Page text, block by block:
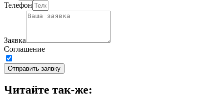
Телефон
Заявка
Соглашение
Отправить заявку
Читайте так-же: